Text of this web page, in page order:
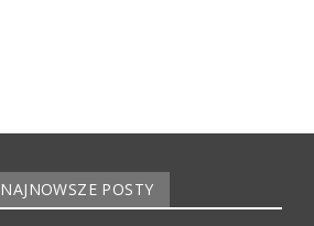
NAJNOWSZE POSTY